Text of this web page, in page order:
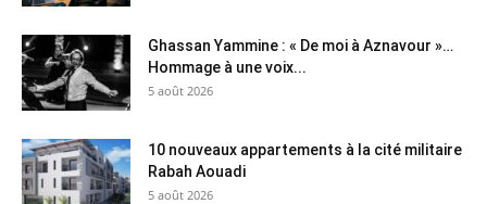
Ghassan Yammine : « De moi à Aznavour »…
Hommage à une voix...
5 août 2026
10 nouveaux appartements à la cité militaire
Rabah Aouadi
5 août 2026